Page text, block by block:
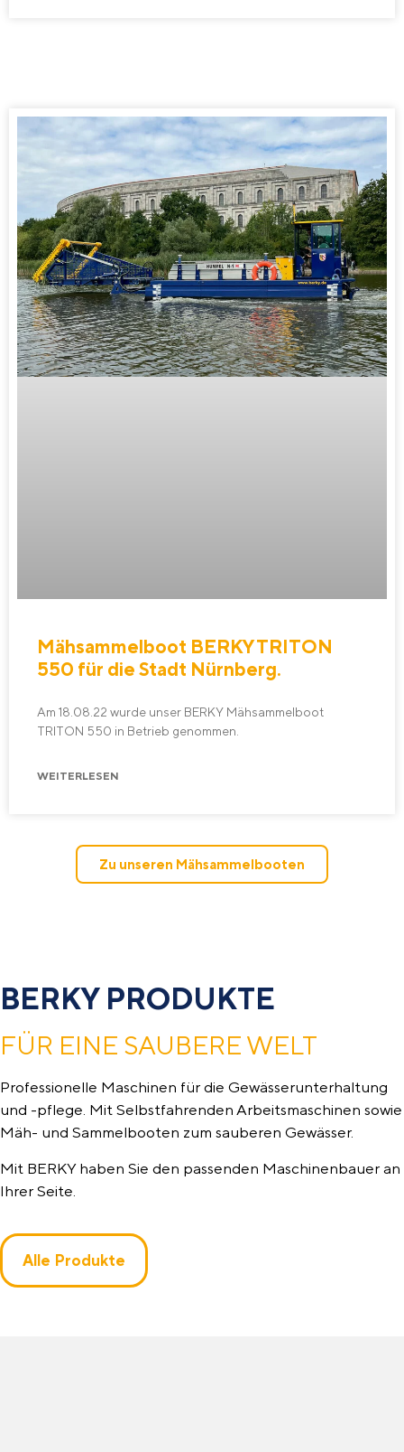
Mäh­­sammel­boot BERKY TRITON
550 für die Stadt Nürnberg.
Am 18.08.22 wurde unser BERKY Mäh­sammel­boot
TRITON 550 in Betrieb genommen.
WEITERLESEN
Zu unseren Mähsammelbooten
BERKY PRODUKTE
FÜR EINE SAUBERE WELT
Professionelle Maschinen für die Gewässer­unter­haltung
und -pflege. Mit Selbstfahrenden Arbeitsmaschinen sowie
Mäh- und Sammelbooten zum sauberen Gewässer.
Mit BERKY haben Sie den passenden Maschinenbauer an
Ihrer Seite.
Alle Produkte